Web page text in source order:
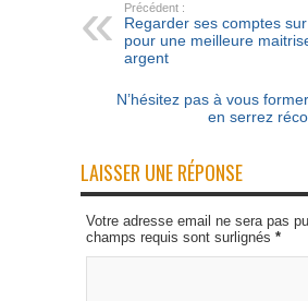
Précédent :
Regarder ses comptes
pour une meilleure
argent
N’hésitez pas à vous
en serrez
LAISSER UNE RÉPONSE
Votre adresse email ne sera pas
champs requis sont surlignés *